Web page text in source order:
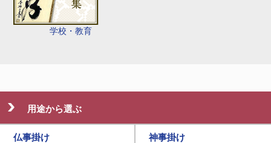
学校・教育
用途から選ぶ
仏事掛け 神事掛け